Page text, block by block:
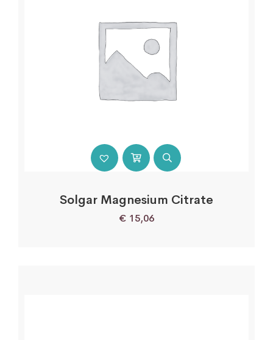
Solgar Magnesium Citrate
€ 15,06